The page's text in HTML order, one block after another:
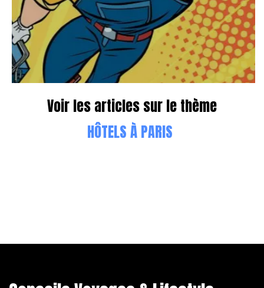
Voir les articles sur le thème
HÔTELS À PARIS